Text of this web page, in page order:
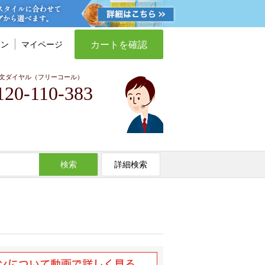
マイページ カートを確認
ダイヤル（フリーコール）
110-383
検索 詳細検索